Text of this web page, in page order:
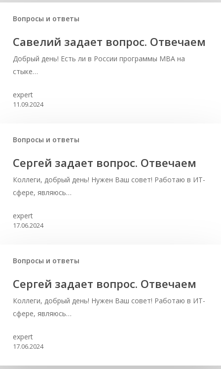
Вопросы и ответы
Савелий задает вопрос. Отвечаем
Добрый день! Есть ли в России программы MBA на
стыке…
expert
11.09.2024
Вопросы и ответы
Сергей задает вопрос. Отвечаем
Коллеги, добрый день! Нужен Ваш совет! Работаю в ИТ-
сфере, являюсь…
expert
17.06.2024
Вопросы и ответы
Сергей задает вопрос. Отвечаем
Коллеги, добрый день! Нужен Ваш совет! Работаю в ИТ-
сфере, являюсь…
expert
17.06.2024